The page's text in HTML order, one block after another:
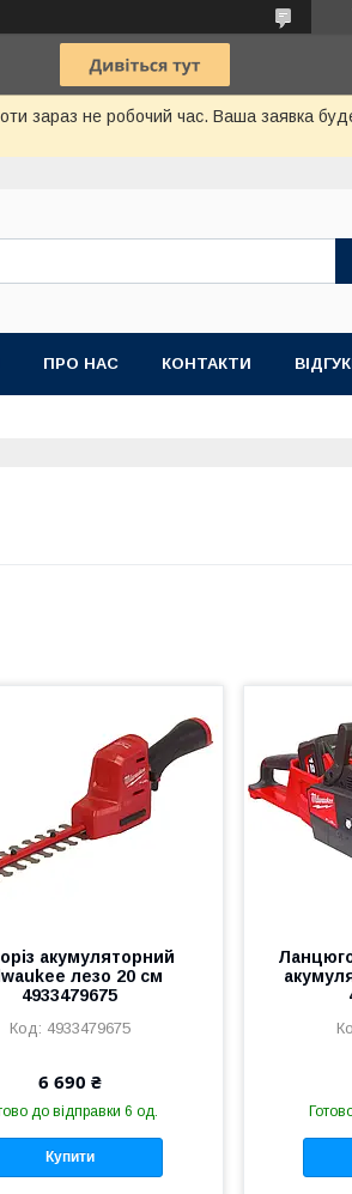
зараз не робочий час. Ваша заявка
ПРО НАС КОНТАКТИ
акумуляторний
лезо 20 см
4933479675
4933479675
6 690 ₴
до відправки 6 од.
Купити